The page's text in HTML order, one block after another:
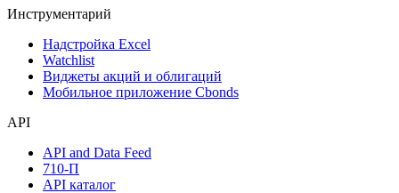
Инструментарий
Надстройка Excel
Watchlist
Виджеты акций и облигаций
Мобильное приложение Cbonds
API
API and Data Feed
710-П
API каталог